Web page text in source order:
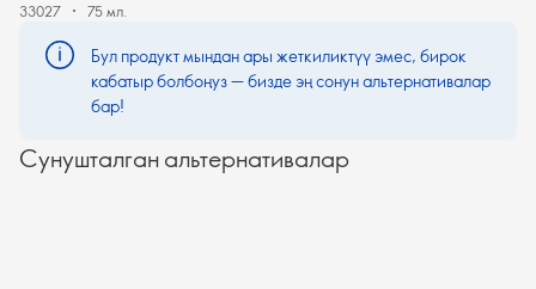
33027 75 мл.
Бул продукт мындан ары жеткиликтүү эмес, бирок
кабатыр болбоңуз — бизде эң сонун альтернативалар
бар!
Сунушталган альтернативалар